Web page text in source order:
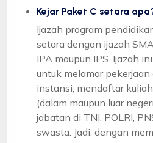
Kejar Paket C setara
Ijazah program
setara dengan ijazah
IPA maupun IPS. Ijazah
untuk melamar
instansi, mendaftar
(dalam maupun luar
jabatan di TNI, POLRI,
swasta. Jadi, dengan